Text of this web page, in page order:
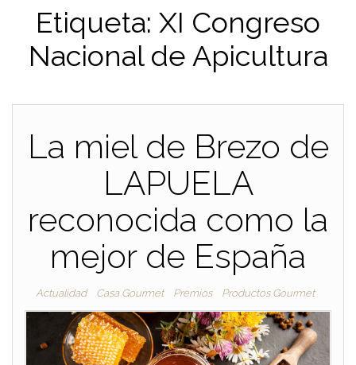
Etiqueta: XI Congreso
Nacional de Apicultura
La miel de Brezo de
LAPUELA
reconocida como la
mejor de España
Actualidad Casa Gourmet Premios Productos Gourmet